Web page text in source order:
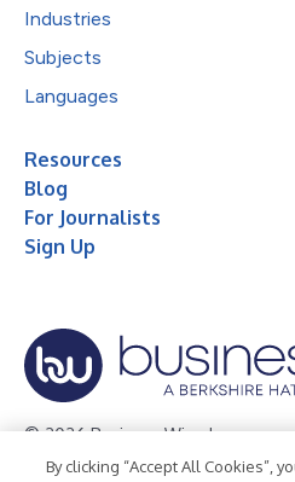
Industries
Subjects
Languages
Resources
Blog
For Journalists
Sign Up
© 2026 Business Wire, Inc.
Privacy Policy Cookie Policy
By clicking “Accept All Cookies”,